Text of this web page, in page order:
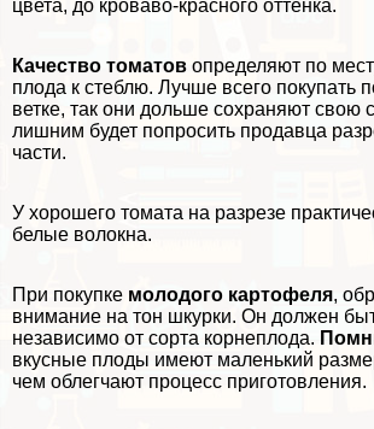
цвета, до кроваво-красного оттенка.
Качество томатов определяют по
плода к стeблю. Лучше всего покупать
ветке, так они дольше сохраняют свою
лишним будет попросить продавца
части.
У хорошего томата на разрезе
белые волокна.
При покупке молодого картофеля,
внимание на тон шкурки. Он должен
независимо от сорта корнеплода.
вкусные плоды имеют маленький
чем облегчают процесс приготовления.